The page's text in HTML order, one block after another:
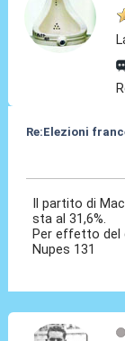
Re:Elezioni
Il partito di
sta al 31,6%.
Per effetto del
Nupes 131